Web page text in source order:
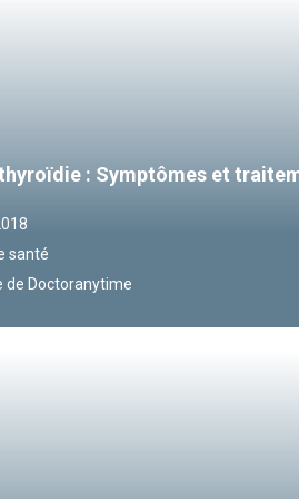
: Symptômes et
santé
de Doctoranytime